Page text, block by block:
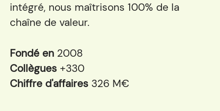
intégré, nous maîtrisons 100% de la
chaîne de valeur.
Fondé en 2008
Collègues +330
Chiffre d'affaires 326 M€